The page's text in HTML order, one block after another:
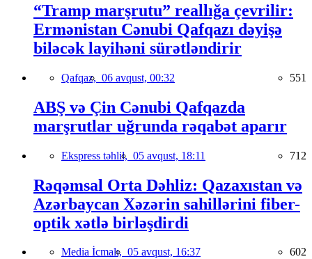
“Tramp marşrutu” reallığa çevrilir:
Ermənistan Cənubi Qafqazı dəyişə
biləcək layihəni sürətləndirir
Qafqaz, 06 avqust, 00:32 551
ABŞ və Çin Cənubi Qafqazda
marşrutlar uğrunda rəqabət aparır
Ekspress təhlil, 05 avqust, 18:11 712
Rəqəmsal Orta Dəhliz: Qazaxıstan və
Azərbaycan Xəzərin sahillərini fiber-
optik xətlə birləşdirdi
Media İcmalı, 05 avqust, 16:37 602